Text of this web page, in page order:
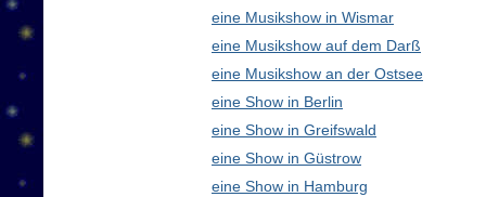
eine Musikshow in Wismar
eine Musikshow auf dem Darß
eine Musikshow an der Ostsee
eine Show in Berlin
eine Show in Greifswald
eine Show in Güstrow
eine Show in Hamburg